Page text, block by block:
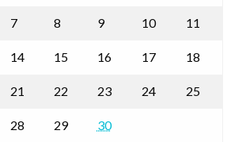
7 8 9 10 11
14 15 16 17 18
21 22 23 24 25
28 29 30